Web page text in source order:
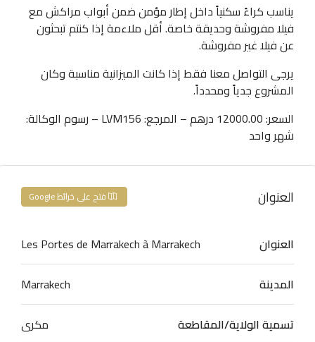
يناسب كراءً سكنياً داخل إطار مؤمن ضمن أبواب مراكش مع
فيلا مفروشة وحديقة خاصة. أقل ملاءمة إذا كنتم تبحثون
عن فيلا غير مفروشة.
يرجى التواصل معنا فقط إذا كانت الميزانية مناسبة وكان
المشروع جدياً ومحدداً.
السعر: 12000.00 درهم – المرجع: LVM156 – رسوم الوكالة:
شهر واحد
العنوان فتح على خرائط Google
العنوان
Les Portes de Marrakech à Marrakech
المدينة
Marrakech
تسمية الولاية/المقاطعة
مكرى